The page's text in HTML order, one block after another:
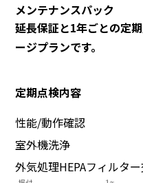
メンテナンスパック
延長保証と1年ごとの定
ージプランです。
定期点検内容
性能/動作確認
室外機洗浄
外気処理HEPAフィルタ